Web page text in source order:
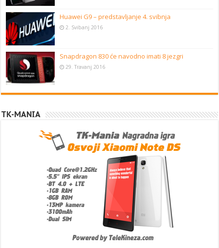
Huawei G9 – predstavljanje 4. svibnja
2. Svibanj 2016
Snapdragon 830 će navodno imati 8 jezgri
29. Travanj 2016
TK-MANIA